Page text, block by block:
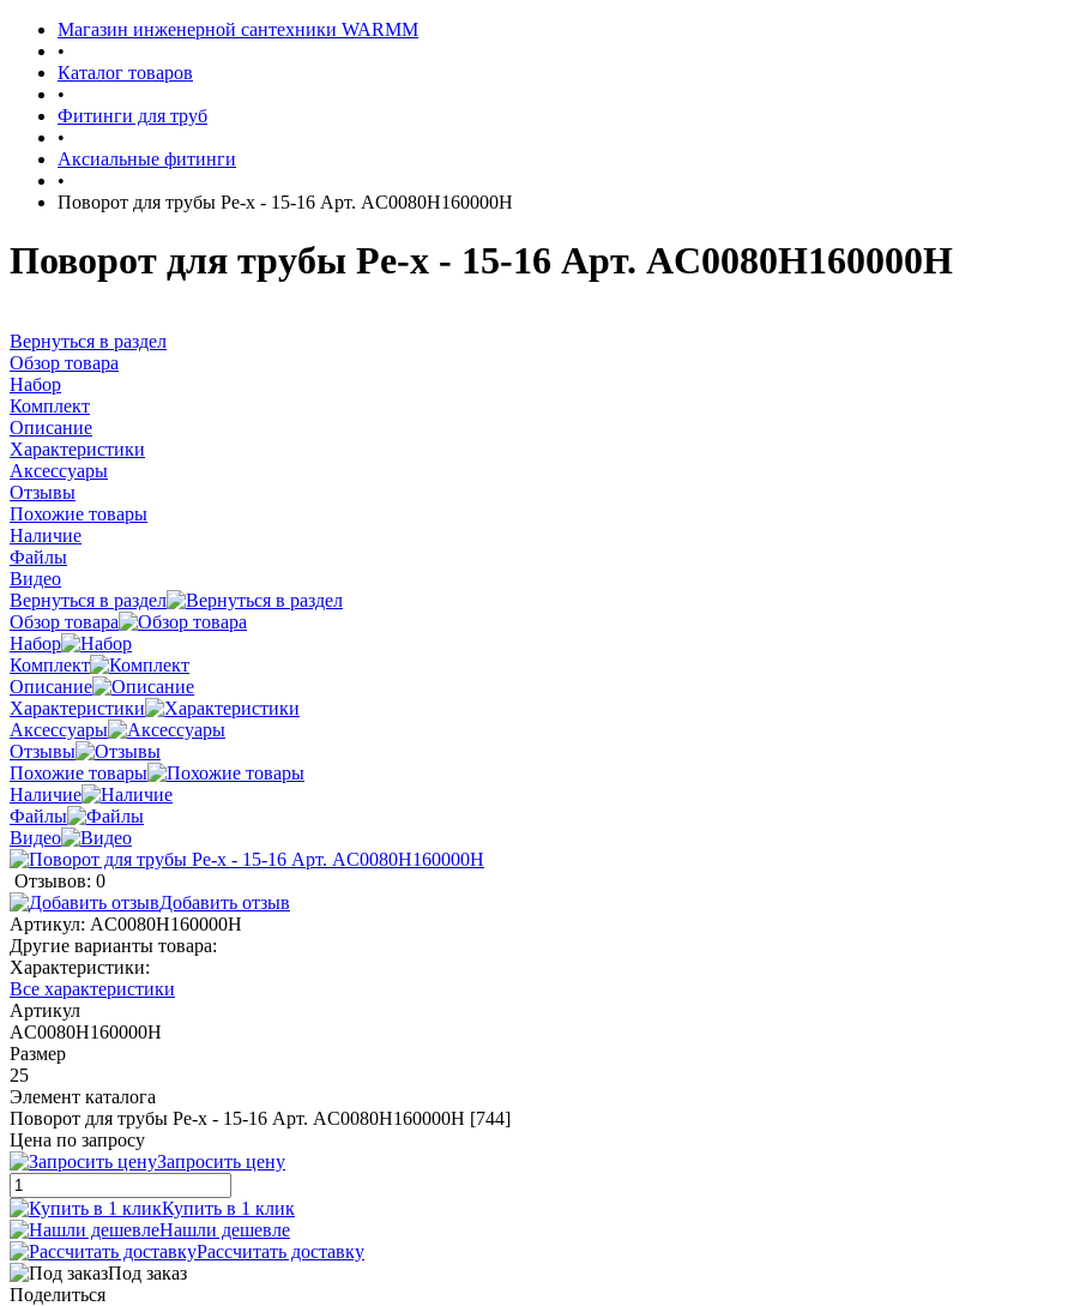
Магазин инженерной сантехники WARMM
•
Каталог товаров
•
Фитинги для труб
•
Аксиальные фитинги
•
Поворот для трубы Pe-x - 15-16 Арт. AC0080H160000H
Поворот для трубы Pe-x - 15-16 Арт. AC0080H160000H
Вернуться в раздел
Обзор товара
Набор
Комплект
Описание
Характеристики
Аксессуары
Отзывы
Похожие товары
Наличие
Файлы
Видео
Вернуться в раздел
Обзор товара
Набор
Комплект
Описание
Характеристики
Аксессуары
Отзывы
Похожие товары
Наличие
Файлы
Видео
Отзывов: 0
Добавить отзыв
Артикул: AC0080H160000H
Другие варианты товара:
Характеристики:
Все характеристики
Артикул
AC0080H160000H
Размер
25
Элемент каталога
Поворот для трубы Pe-x - 15-16 Арт. AC0080H160000H [744]
Цена по запросу
Запросить цену
Купить в 1 клик
Нашли дешевле
Рассчитать доставку
Под заказ
Поделиться